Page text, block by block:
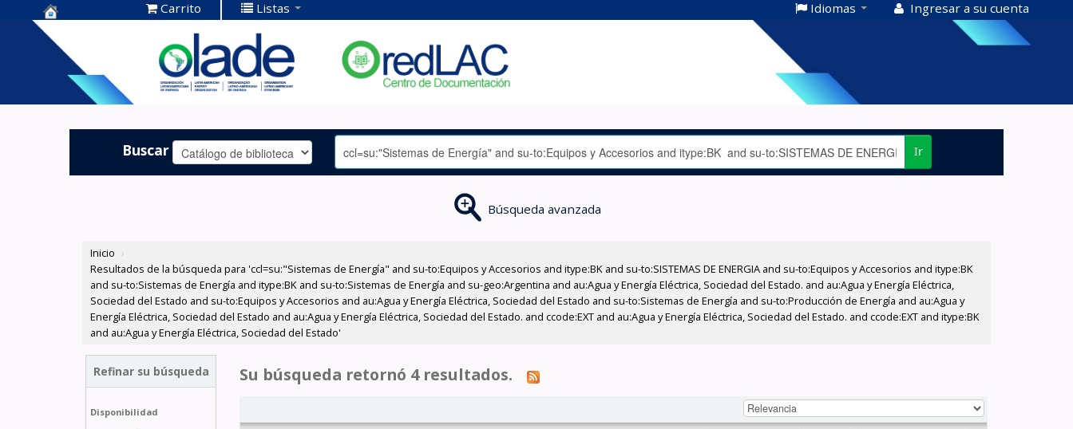
Centro de
Documentación
OLADE -
Carrito Listas Idiomas Ingresar a su cuenta
Buscar Ir
Búsqueda avanzada
Inicio ›
Resultados de la búsqueda para 'ccl=su:"Sistemas de Energía" and su-to:Equipos y Accesorios and itype:BK and su-to:SISTEMAS DE ENERGIA and su-to:Equipos y Accesorios and itype:BK
and su-to:Sistemas de Energía and itype:BK and su-to:Sistemas de Energía and su-geo:Argentina and au:Agua y Energía Eléctrica, Sociedad del Estado. and au:Agua y Energía Eléctrica,
Sociedad del Estado and su-to:Equipos y Accesorios and au:Agua y Energía Eléctrica, Sociedad del Estado and su-to:Sistemas de Energía and su-to:Producción de Energía and au:Agua y
Energía Eléctrica, Sociedad del Estado and au:Agua y Energía Eléctrica, Sociedad del Estado. and ccode:EXT and au:Agua y Energía Eléctrica, Sociedad del Estado. and ccode:EXT and itype:BK
and au:Agua y Energía Eléctrica, Sociedad del Estado'
Refinar su búsqueda
Disponibilidad
Su búsqueda retornó 4 resultados.